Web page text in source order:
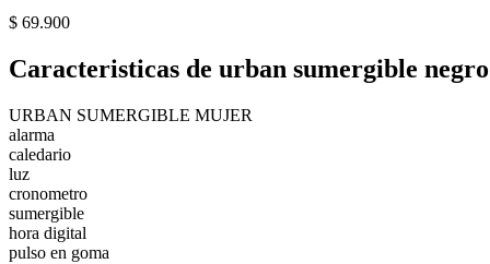
$ 69.900
Caracteristicas de urban sumergible negro
URBAN SUMERGIBLE MUJER
alarma
caledario
luz
cronometro
sumergible
hora digital
pulso en goma